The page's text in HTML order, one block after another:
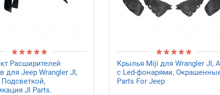
Расширителей
для Jeep Wrangler Jl,
Jl Parts.
Крылья Miji для Wrangler Jl,
с Led-фонарями,
Parts For Jeep